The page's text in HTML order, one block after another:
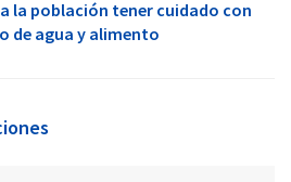
la población tener cuidado con
de agua y alimento